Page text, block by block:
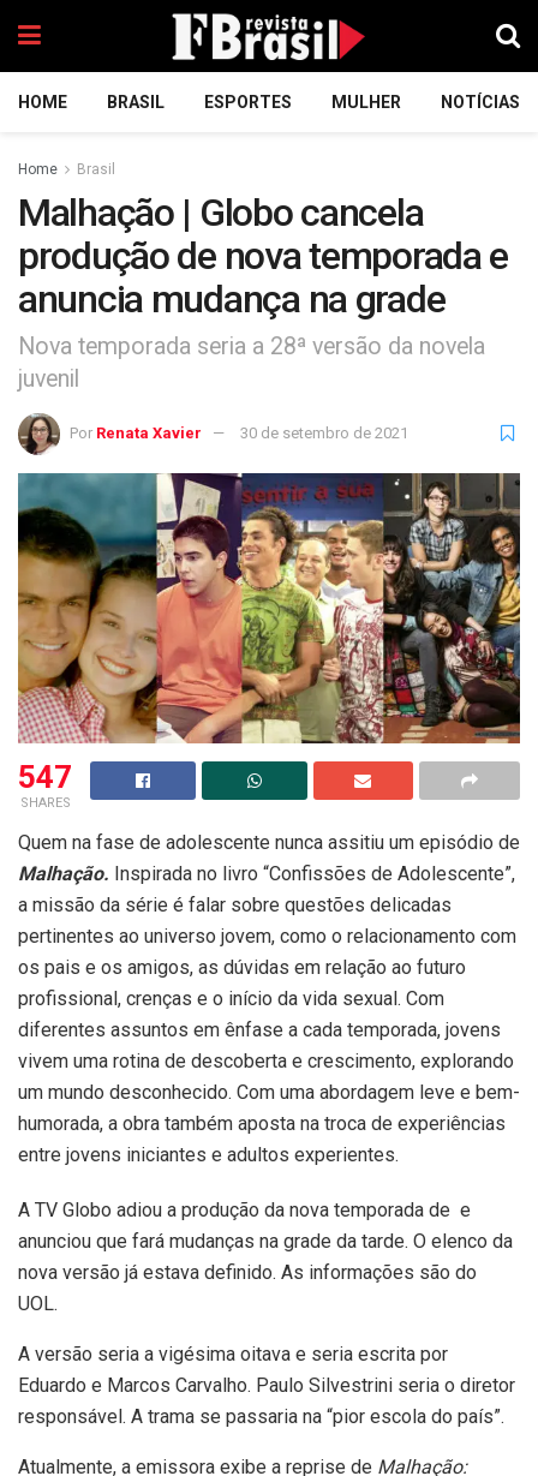
HOME BRASIL ESPORTES MULHER NOTÍCIAS
Home Brasil
Malhação | Globo cancela
produção de nova temporada e
anuncia mudança na grade
Nova temporada seria a 28ª versão da novela
juvenil
Por Renata Xavier 30 de setembro de 2021
547
SHARES
Quem na fase de adolescente nunca assitiu um episódio de
Malhação. Inspirada no livro “Confissões de Adolescente”,
a missão da série é falar sobre questões delicadas
pertinentes ao universo jovem, como o relacionamento com
os pais e os amigos, as dúvidas em relação ao futuro
profissional, crenças e o início da vida sexual. Com
diferentes assuntos em ênfase a cada temporada, jovens
vivem uma rotina de descoberta e crescimento, explorando
um mundo desconhecido. Com uma abordagem leve e bem-
humorada, a obra também aposta na troca de experiências
entre jovens iniciantes e adultos experientes.
A TV Globo adiou a produção da nova temporada de e
anunciou que fará mudanças na grade da tarde. O elenco da
nova versão já estava definido. As informações são do
UOL.
A versão seria a vigésima oitava e seria escrita por
Eduardo e Marcos Carvalho. Paulo Silvestrini seria o diretor
responsável. A trama se passaria na “pior escola do país”.
Atualmente, a emissora exibe a reprise de Malhação: